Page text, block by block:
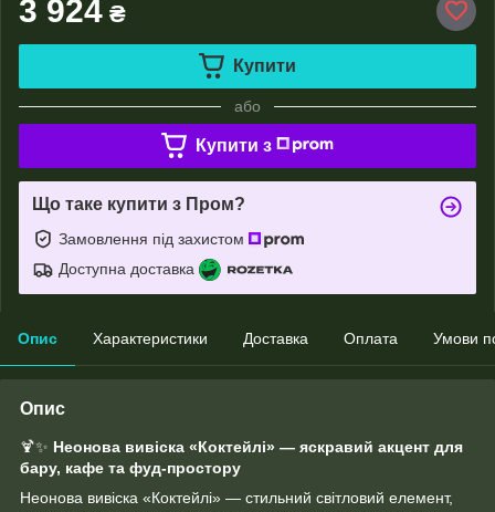
3 924 ₴
Купити
або
Купити з
Що таке купити з Пром?
Замовлення під захистом
Доступна доставка
Опис Характеристики Доставка Оплата Умови
Опис
🍹✨ Неонова вивіска «Коктейлі» — яскравий акцент для
бару, кафе та фуд-простору
Неонова вивіска «Коктейлі» — стильний світловий елемент,